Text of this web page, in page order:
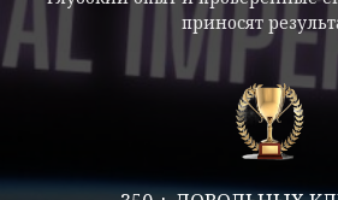
приносят
350 + ДОВОЛЬНЫХ